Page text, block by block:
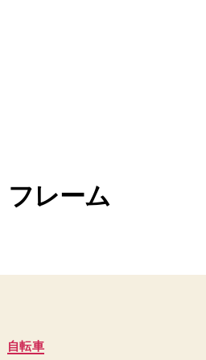
フレーム
カ
テ
自転車